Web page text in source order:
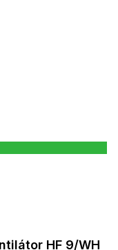
HF 9/WH